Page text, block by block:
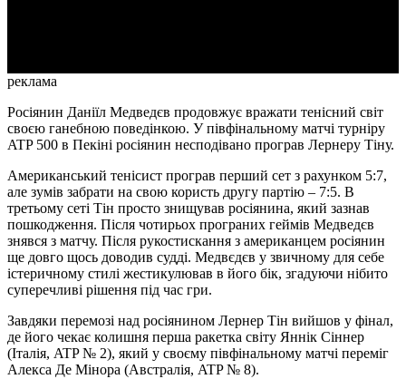
реклама
Росіянин Даніїл Медведєв продовжує вражати тенісний світ
своєю ганебною поведінкою. У півфінальному матчі турніру
ATP 500 в Пекіні росіянин несподівано програв Лернеру Тіну.
Американський тенісист програв перший сет з рахунком 5:7,
але зумів забрати на свою користь другу партію – 7:5. В
третьому сеті Тін просто знищував росіянина, який зазнав
пошкодження. Після чотирьох програних геймів Медведєв
знявся з матчу. Після рукостискання з американцем росіянин
ще довго щось доводив судді. Медвєдєв у звичному для себе
істеричному стилі жестикулював в його бік, згадуючи нібито
суперечливі рішення під час гри.
Завдяки перемозі над росіянином Лернер Тін вийшов у фінал,
де його чекає колишня перша ракетка світу Яннік Сіннер
(Італія, ATP № 2), який у своєму півфінальному матчі переміг
Алекса Де Мінора (Австралія, ATP № 8).